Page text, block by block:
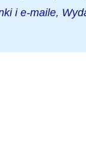
i e-maile,